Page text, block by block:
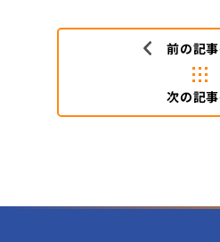
前の記
次の記